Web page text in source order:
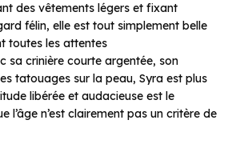
des vêtements légers et fixant
félin, elle est tout simplement belle
toutes les attentes
sa crinière courte argentée, son
tatouages sur la peau, Syra est plus
libérée et audacieuse est le
l’âge n’est clairement pas un critère de